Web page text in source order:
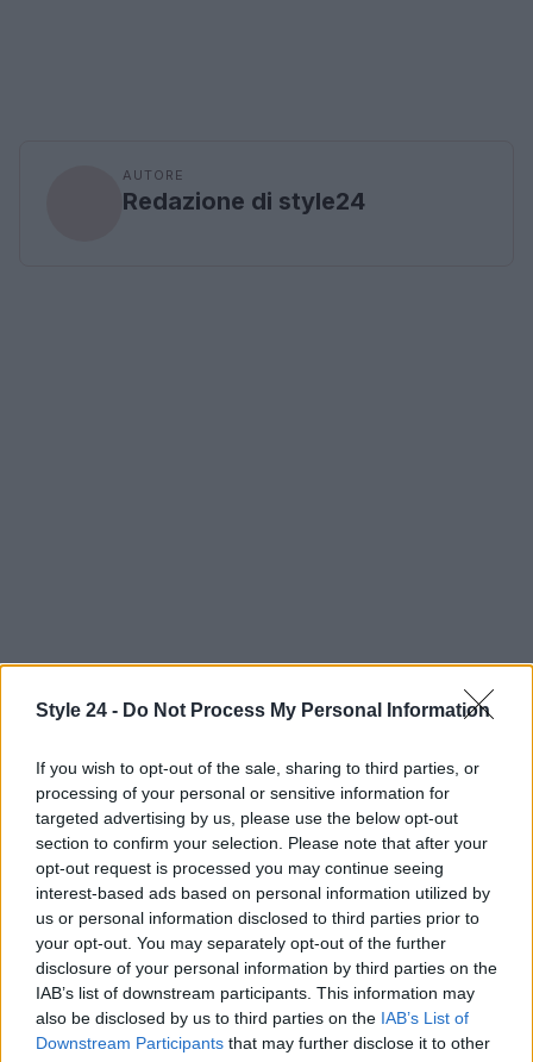
Style 24 - Do Not Process My Personal Information
If you wish to opt-out of the sale, sharing to third parties, or
processing of your personal or sensitive information for
targeted advertising by us, please use the below opt-out
section to confirm your selection. Please note that after your
opt-out request is processed you may continue seeing
interest-based ads based on personal information utilized by
us or personal information disclosed to third parties prior to
your opt-out. You may separately opt-out of the further
disclosure of your personal information by third parties on the
IAB’s list of downstream participants. This information may
also be disclosed by us to third parties on the IAB’s List of
Downstream Participants that may further disclose it to other
AUTORE
Redazione di style24
Continua a leggere
PEOPLE